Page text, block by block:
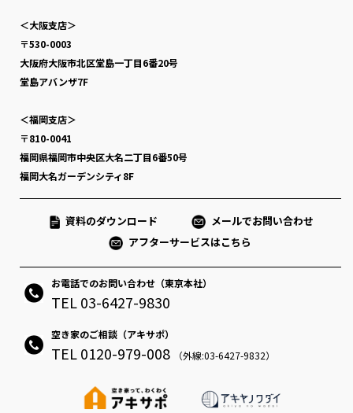
＜大阪支店＞
〒530-0003
大阪府大阪市北区堂島一丁目6番20号
堂島アバンザ7F
＜福岡支店＞
〒810-0041
福岡県福岡市中央区大名二丁目6番50号
福岡大名ガーデンシティ8F
資料のダウンロード
メールでお問い合わせ
アフターサービスはこちら
お電話でのお問い合わせ（東京本社）
TEL 03-6427-9830
空き家のご相談（アキサポ）
TEL 0120-979-008 （外線:03-6427-9832）